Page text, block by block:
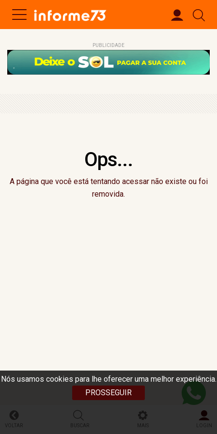
Nós usamos cookies para lhe oferecer uma melhor experiência.
PROSSEGUIR
PUBLICIDADE
Ops...
A página que você está tentando acessar não existe ou foi
removida.
VOLTAR BUSCAR MAIS LOGIN